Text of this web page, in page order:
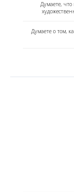
Думаете,
Думаете о том,